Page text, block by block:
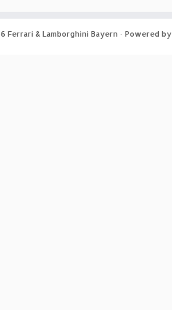
Ferrari & Lamborghini Bayern · Powered by